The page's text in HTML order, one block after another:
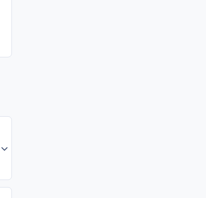
Expand topic overview